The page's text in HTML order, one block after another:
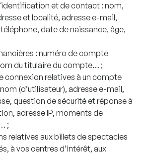
et de contact : nom,
et localité, adresse e-mail,
date de naissance, âge,
: numéro de compte
du titulaire du compte… ;
connexion relatives à un compte
(d’utilisateur), adresse e-mail,
question de sécurité et réponse à
adresse IP, moments de
;
relatives aux billets de spectacles
à vos centres d’intérêt, aux